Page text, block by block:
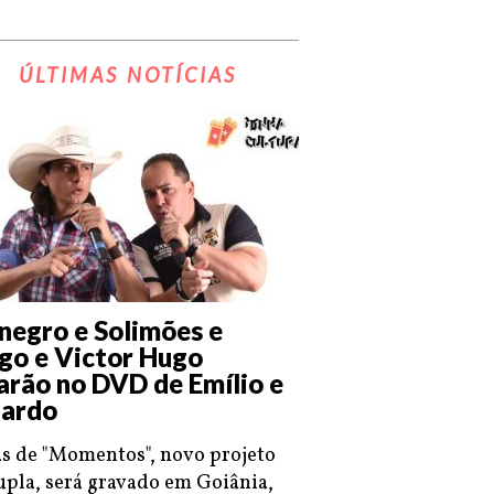
ÚLTIMAS NOTÍCIAS
e Solimões e
e Victor Hugo
no DVD de Emílio e
de "Momentos", novo projeto
será gravado em Goiânia,